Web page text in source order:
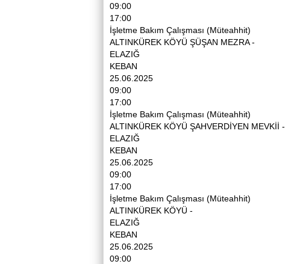
09:00
17:00
İşletme Bakım Çalışması (Müteahhit)
ALTINKÜREK KÖYÜ ŞÜŞAN MEZRA -
ELAZIĞ
KEBAN
25.06.2025
09:00
17:00
İşletme Bakım Çalışması (Müteahhit)
ALTINKÜREK KÖYÜ ŞAHVERDİYEN MEVKİİ -
ELAZIĞ
KEBAN
25.06.2025
09:00
17:00
İşletme Bakım Çalışması (Müteahhit)
ALTINKÜREK KÖYÜ -
ELAZIĞ
KEBAN
25.06.2025
09:00